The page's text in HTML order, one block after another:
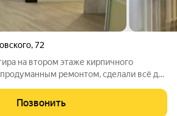
,72
на втором этаже кирпичного
ремонтом, сделали всё для
Позвонить